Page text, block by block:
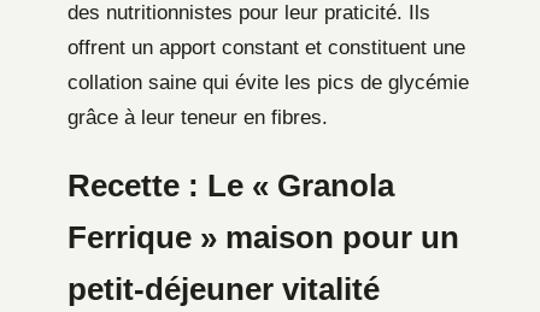
des nutritionnistes pour leur praticité. Ils
offrent un apport constant et constituent une
collation saine qui évite les pics de glycémie
grâce à leur teneur en fibres.
Recette : Le « Granola
Ferrique » maison pour un
petit-déjeuner vitalité